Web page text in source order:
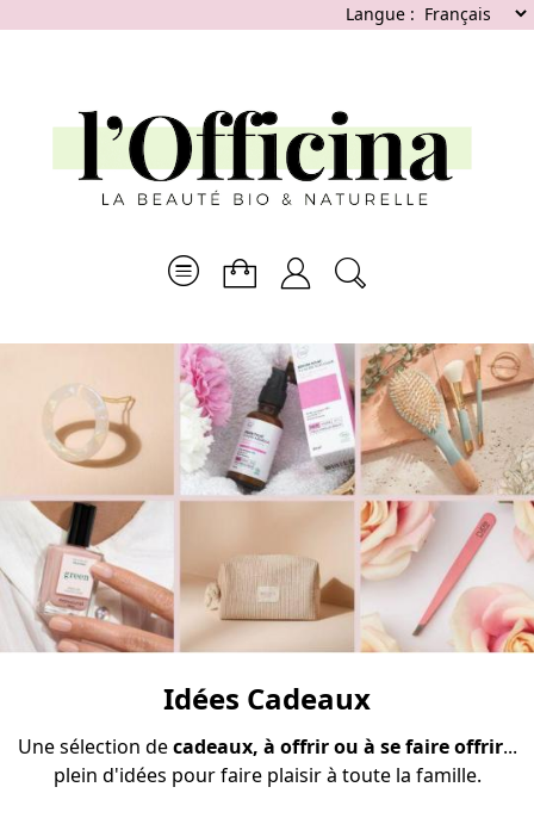
Langue :
Idées Cadeaux
Une sélection decadeaux, à offrir ou à se faire offrir...
plein d'idées pour faire plaisir à toute la famille.